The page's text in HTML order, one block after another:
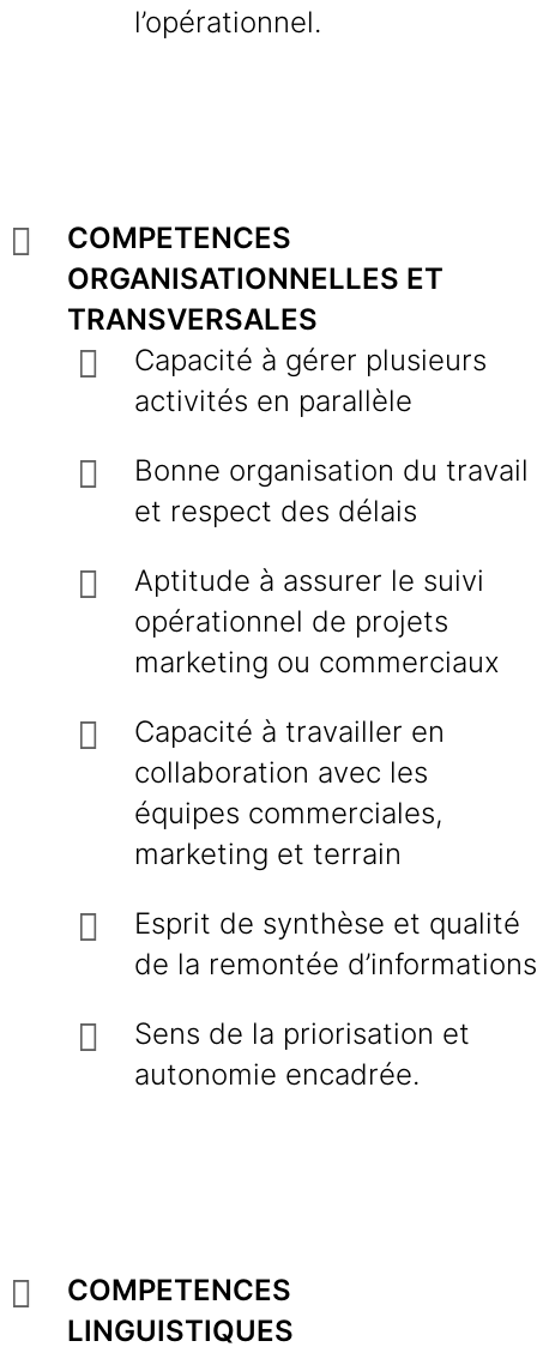
l’opérationnel.
COMPETENCES
ORGANISATIONNELLES ET
TRANSVERSALES
Capacité à gérer plusieurs
activités en parallèle
Bonne organisation du travail
et respect des délais
Aptitude à assurer le suivi
opérationnel de projets
marketing ou commerciaux
Capacité à travailler en
collaboration avec les
équipes commerciales,
marketing et terrain
Esprit de synthèse et qualité
de la remontée d’informations
Sens de la priorisation et
autonomie encadrée.
COMPETENCES
LINGUISTIQUES